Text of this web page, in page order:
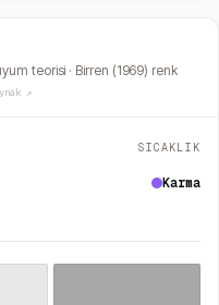
teorisi · Birren (1969) renk
↗
SICAKLIK
Karma